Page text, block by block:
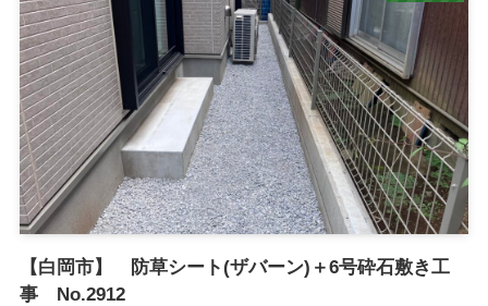
【白岡市】 防草シート(ザバーン)＋6号砕石敷き工
事 No.2912